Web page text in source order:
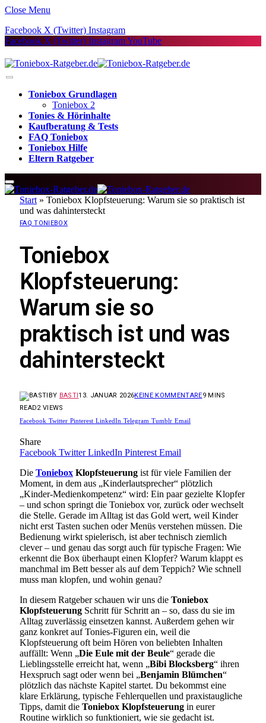
Close Menu
Facebook X (Twitter) Instagram
Facebook X (Twitter) InstagramYouTube
Toniebox Grundlagen
Toniebox 2
Tonies & Hörinhalte
Kaufberatung & Tests
FAQ Toniebox
Toniebox Hilfe
Eltern Ratgeber
Start » Toniebox Klopfsteuerung: Warum sie so praktisch ist
und was dahintersteckt
FAQ TONIEBOX
Toniebox
Klopfsteuerung:
Warum sie so
praktisch ist und was
dahintersteckt
BY BASTI13. JANUAR 2026KEINE KOMMENTARE9 MINS
READ2 VIEWS
Facebook Twitter Pinterest LinkedIn Telegram Tumblr Email
Share
Facebook Twitter LinkedIn Pinterest Email
Die Toniebox Klopfsteuerung ist für viele Familien der
Moment, in dem aus „Kinderlautsprecher“ plötzlich
„Kinder-Medienkompetenz“ wird: Ein paar gezielte Klopfer
– und schon springt die Toniebox vor, zurück oder wechselt
die Stelle. Gerade im Alltag ist das Gold wert, weil Kinder
nicht erst Tasten suchen oder Menüs verstehen müssen. Die
Bedienung wirkt spielerisch, ist aber technisch ziemlich
clever – und genau das sorgt auch für typische Fragen: Wie
erkennt die Box überhaupt einen Klopfer? Warum klappt es
manchmal im Bett besser als auf dem Teppich? Wie schnell
muss man klopfen, und wohin genau?
In diesem Ratgeber schauen wir uns die Toniebox
Klopfsteuerung Schritt für Schritt an – so, dass du sie im
Alltag zuverlässig einsetzen kannst. Außerdem gehen wir
ganz konkret auf Tonies-Figuren ein, weil die
Klopfsteuerung oft beim Hören von beliebten Inhalten
auffällt: Wenn „Die Eule mit der Beule“ gerade die
Lieblingsstelle erreicht hat, wenn „Bibi Blocksberg“ ihren
Hexspruch sagt oder wenn bei „Benjamin Blümchen“
plötzlich das nächste Kapitel startet. Du bekommst eine
klare Erklärung, typische Fehlerquellen und praxistaugliche
Tipps, damit die Toniebox Klopfsteuerung in eurer
Routine wirklich so funktioniert, wie sie gedacht ist.